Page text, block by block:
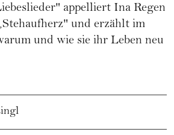
appelliert Ina Regen
und erzählt im
und wie sie ihr Leben neu